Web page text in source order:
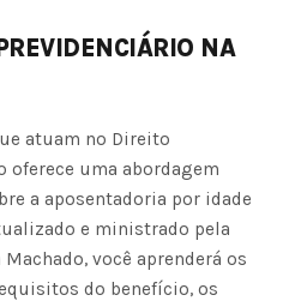
NA
atuam no Direito
oferece uma abordagem
a aposentadoria por idade
e ministrado pela
você aprenderá os
do benefício, os